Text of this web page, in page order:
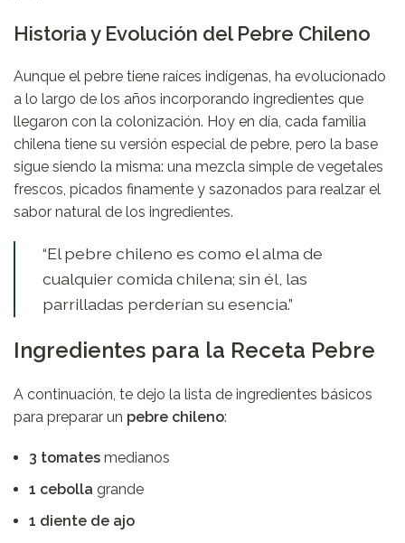
Historia y Evolución del Pebre Chileno
Aunque el pebre tiene raíces indígenas, ha evolucionado
a lo largo de los años incorporando ingredientes que
llegaron con la colonización. Hoy en día, cada familia
chilena tiene su versión especial de pebre, pero la base
sigue siendo la misma: una mezcla simple de vegetales
frescos, picados finamente y sazonados para realzar el
sabor natural de los ingredientes.
“El pebre chileno es como el alma de
cualquier comida chilena; sin él, las
parrilladas perderían su esencia.”
Ingredientes para la Receta Pebre
A continuación, te dejo la lista de ingredientes básicos
para preparar un pebre chileno:
3 tomates medianos
1 cebolla grande
1 diente de ajo